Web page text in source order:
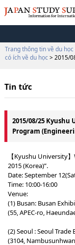
Trang thông tin về du học
có ích về du học > 2015/
Tin tức
2015/08/25
Program
【Kyushu University
2015 (Korea)”.
Date: September
Time: 10:00-16:00
Venue:
(1) Busan: Busan
(55, APEC-ro,
(2) Seoul : Seoul Trade
(3104,